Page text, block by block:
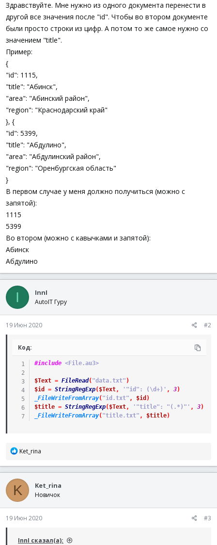
а
Здравствуйте. Мне нужно из одного документа перенести в
другой все значения после "id". Чтобы во втором документе
были просто строки из цифр. А потом то же самое нужно со
значением "title".
Пример:
{
"id": 1115,
"title": "Абинск",
"area": "Абинский район",
"region": "Краснодарский край"
}, {
"id": 5399,
"title": "Абдулино",
"area": "Абдулинский район",
"region": "Оренбургская область"
}
В первом случае у меня должно получиться (можно с
запятой):
1115
5399
Во втором (можно с кавычками и запятой):
Абинск
Абдулино
I InnI
AutoIT Гуру
19 Июн 2020 #2
Код:
#include <File.au3>
$Text = FileRead( "data.txt" )
$id
= StringRegExp( $Text, '"id": (\d+)' , 3)
_FileWriteFromArray( "id.txt" , $id )
$title = StringRegExp( $Text, '"title": "(.*)"' , 3)
_FileWriteFromArray( "title.txt" , $title)
Р
а
к
ц
и
и
Ket_rina
K Ket_rina
Новичок
19 Июн 2020 #3
InnI сказал(а):